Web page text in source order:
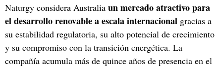
Naturgy considera Australia un mercado atractivo para
el desarrollo renovable a escala internacional gracias a
su estabilidad regulatoria, su alto potencial de crecimiento
y su compromiso con la transición energética. La
compañía acumula más de quince años de presencia en el